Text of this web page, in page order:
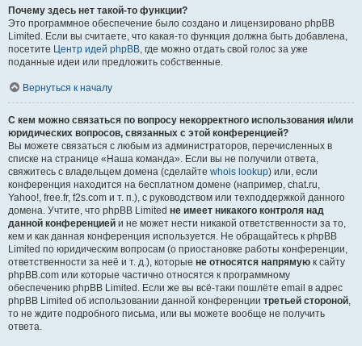
Почему здесь нет такой-то функции?
Это программное обеспечение было создано и лицензировано phpBB
Limited. Если вы считаете, что какая-то функция должна быть добавлена,
посетите Центр идей phpBB, где можно отдать свой голос за уже
поданные идеи или предложить собственные.
Вернуться к началу
С кем можно связаться по вопросу некорректного использования и/или
юридических вопросов, связанных с этой конференцией?
Вы можете связаться с любым из администраторов, перечисленных в
списке на странице «Наша команда». Если вы не получили ответа,
свяжитесь с владельцем домена (сделайте whois lookup) или, если
конференция находится на бесплатном домене (например, chat.ru,
Yahoo!, free.fr, f2s.com и т. п.), с руководством или техподдержкой данного
домена. Учтите, что phpBB Limited не имеет никакого контроля над
данной конференцией и не может нести никакой ответственности за то,
кем и как данная конференция используется. Не обращайтесь к phpBB
Limited по юридическим вопросам (о приостановке работы конференции,
ответственности за неё и т. д.), которые не относятся напрямую к сайту
phpBB.com или которые частично относятся к программному
обеспечению phpBB Limited. Если же вы всё-таки пошлёте email в адрес
phpBB Limited об использовании данной конференции третьей стороной,
то не ждите подробного письма, или вы можете вообще не получить
ответа.